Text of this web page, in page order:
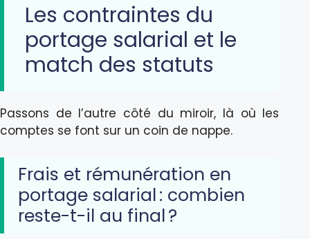
Les contraintes du
portage salarial et le
match des statuts
Passons de l’autre côté du miroir, là où les
comptes se font sur un coin de nappe.
Frais et rémunération en
portage salarial : combien
reste-t-il au final ?